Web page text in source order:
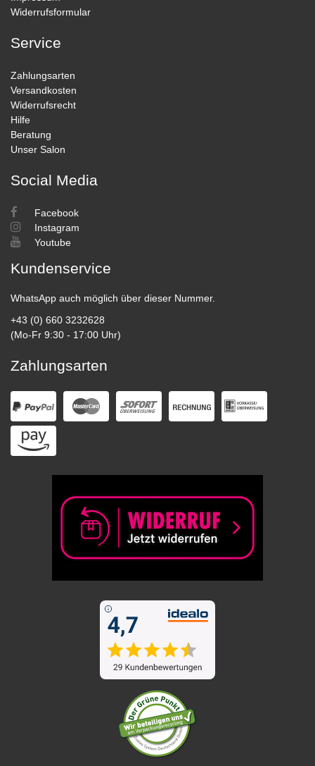
Widerrufsformular
Service
Zahlungsarten
Versandkosten
Widerrufsrecht
Hilfe
Beratung
Unser Salon
Social Media
Facebook
Instagram
Youtube
Kundenservice
WhatsApp auch möglich über dieser Nummer.
+43 (0) 660 3232628
(Mo-Fr 9:30 - 17:00 Uhr)
Zahlungsarten